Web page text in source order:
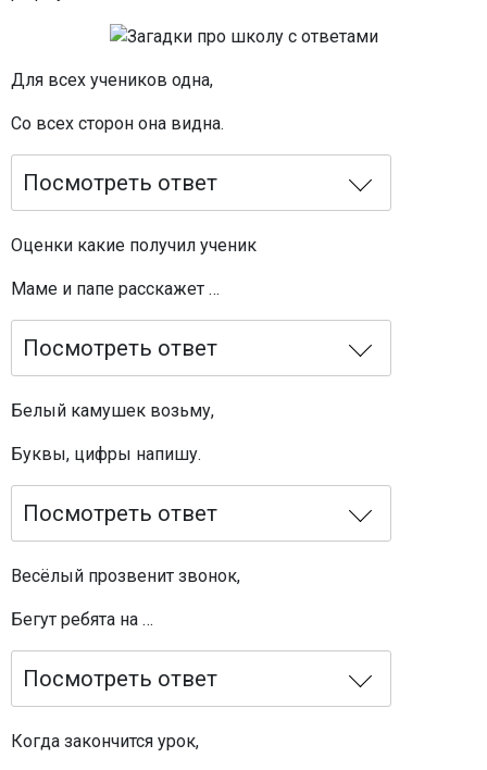
Для всех учеников одна,
Со всех сторон она видна.
Посмотреть ответ
Оценки какие получил ученик
Маме и папе расскажет …
Посмотреть ответ
Белый камушек возьму,
Буквы, цифры напишу.
Посмотреть ответ
Весёлый прозвенит звонок,
Бегут ребята на …
Посмотреть ответ
Когда закончится урок,